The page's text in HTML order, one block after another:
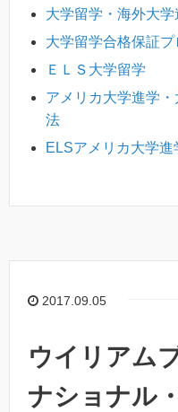
大学留学・海外大
大学留学合格保証プ
ＥＬＳ大学留学
アメリカ大学進学
法
ELSアメリカ大学
2017.09.05
ウイリアム
ナショナル